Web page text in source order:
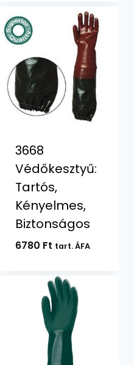
3668
Védőkesztyű:
Tartós,
Kényelmes,
Biztonságos
6780 Ft tart. ÁFA